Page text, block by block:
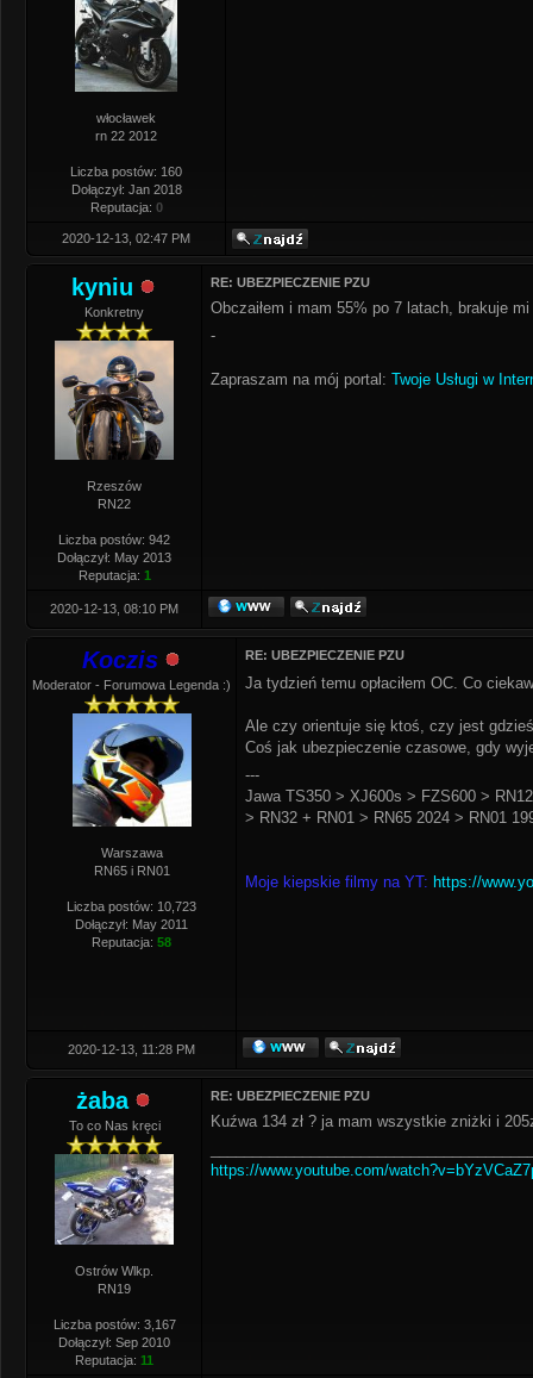
włocławek
rn 22 2012
Liczba postów: 160
Dołączył: Jan 2018
Reputacja: 0
2020-12-13, 02:47 PM
kyniu
Konkretny
Rzeszów
RN22
Liczba postów: 942
Dołączył: May 2013
Reputacja: 1
RE: UBEZPIECZENIE PZU
Obczaiłem i mam 55% po 7 latach, brakuje
-
Zapraszam na mój portal: Twoje Usługi w
2020-12-13, 08:10 PM
Koczis
Moderator - Forumowa Legenda :)
Warszawa
RN65 i RN01
Liczba postów: 10,723
Dołączył: May 2011
Reputacja: 58
RE: UBEZPIECZENIE PZU
Ja tydzień temu opłaciłem OC. Co
Ale czy orientuje się ktoś, czy jest
Coś jak ubezpieczenie czasowe, gdy
---
Jawa TS350 > XJ600s > FZS600 >
> RN32 + RN01 > RN65 2024 > RN01
Moje kiepskie filmy na YT: https://
2020-12-13, 11:28 PM
żaba
To co Nas kręci
Ostrów Wlkp.
RN19
Liczba postów: 3,167
Dołączył: Sep 2010
Reputacja: 11
RE: UBEZPIECZENIE PZU
Kuźwa 134 zł ? ja mam wszystkie zniżki i
https://www.youtube.com/